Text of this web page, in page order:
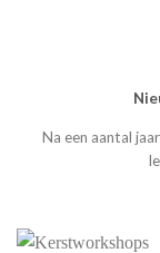
Na een aantal